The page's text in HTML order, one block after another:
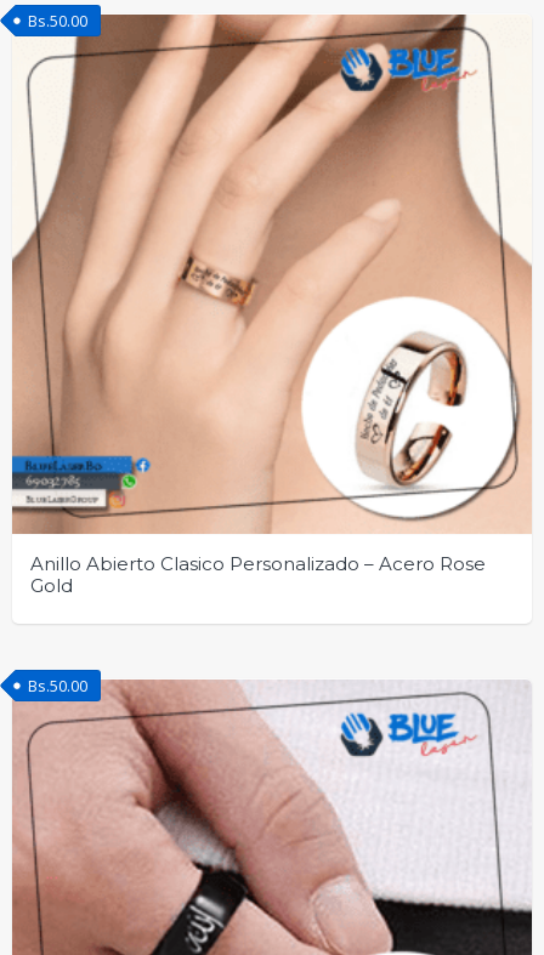
Anillo Abierto Clasico Personalizado – Acero Rose
Gold
Bs.50.00
Bs.50.00